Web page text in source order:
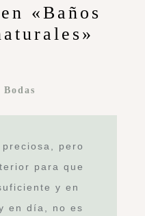
«Baños
pero
para que
y en
en día, no es